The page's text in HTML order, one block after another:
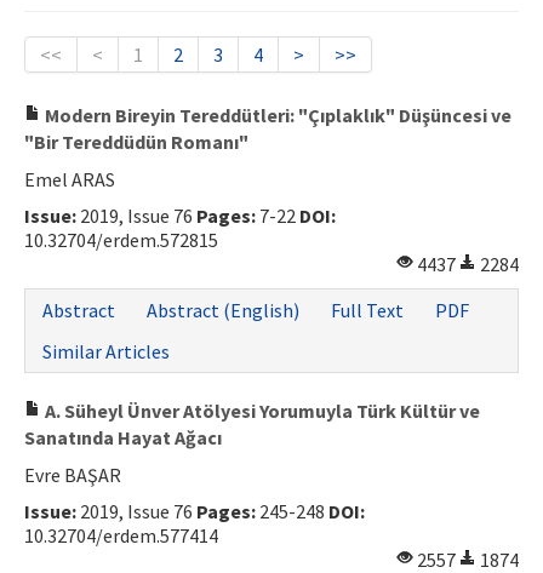
Journal Boards
Publication Policies
Contact Us
ISSN: 1010-867X · e-ISSN: 2667-8713
<< < 1 2 3 4 > >>
Modern Bireyin Tereddütleri: "Çıplaklık" Düşüncesi ve
"Bir Tereddüdün Romanı"
Emel ARAS
Issue: 2019, Issue 76 Pages: 7-22 DOI:
10.32704/erdem.572815
4437
2284
Abstract
Abstract (English) Full Text
PDF
Similar Articles
A. Süheyl Ünver Atölyesi Yorumuyla Türk Kültür ve
Sanatında Hayat Ağacı
Evre BAŞAR
Issue: 2019, Issue 76 Pages: 245-248 DOI:
10.32704/erdem.577414
2557
1874